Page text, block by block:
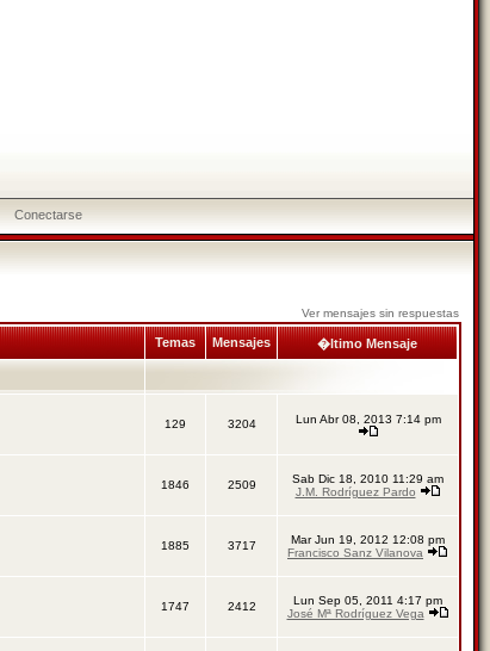
Conectarse
Ver mensajes sin respuestas
Temas Mensajes �ltimo Mensaje
129 3204 Lun Abr 08, 2013 7:14 pm
1846 2509
Sab Dic 18, 2010 11:29 am
J.M. Rodríguez Pardo
1885 3717
Mar Jun 19, 2012 12:08 pm
Francisco Sanz Vilanova
1747 2412
Lun Sep 05, 2011 4:17 pm
José Mª Rodríguez Vega